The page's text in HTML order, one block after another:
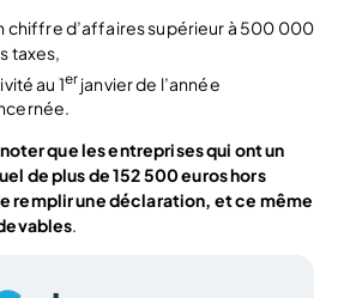
chiffre d’affaires supérieur à 500 000
taxes,
au 1er janvier de l’année
que les entreprises qui ont un
de plus de 152 500 euros hors
remplir une déclaration, et ce même
.